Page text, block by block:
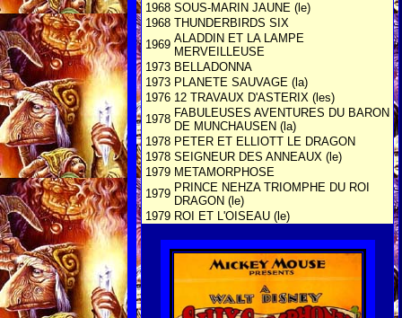
1968 SOUS-MARIN JAUNE (le)
1968 THUNDERBIRDS SIX
1969 ALADDIN ET LA LAMPE
MERVEILLEUSE
1973 BELLADONNA
1973 PLANETE SAUVAGE (la)
1976 12 TRAVAUX D'ASTERIX (les)
1978 FABULEUSES AVENTURES DU BARON
DE MUNCHAUSEN (la)
1978 PETER ET ELLIOTT LE DRAGON
1978 SEIGNEUR DES ANNEAUX (le)
1979 METAMORPHOSE
1979 PRINCE NEHZA TRIOMPHE DU ROI
DRAGON (le)
1979 ROI ET L'OISEAU (le)